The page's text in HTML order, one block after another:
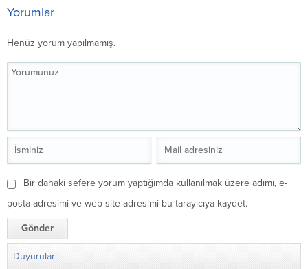
Yorumlar
Henüz yorum yapılmamış.
Bir dahaki sefere yorum yaptığımda kullanılmak üzere adımı, e-
posta adresimi ve web site adresimi bu tarayıcıya kaydet.
Duyurular